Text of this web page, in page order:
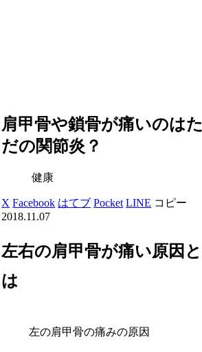
肩甲骨や鎖骨が痛いのはた
だの関節炎？
健康
X Facebook はてブ Pocket LINE コピー
2018.11.07
左右の肩甲骨が痛い原因と
は
左の肩甲骨の痛みの原因